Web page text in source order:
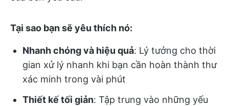
Tại sao bạn sẽ yêu thích nó:
Nhanh chóng và hiệu quả: Lý tưởng cho thời
gian xử lý nhanh khi bạn cần hoàn thành thư
xác minh trong vài phút
Thiết kế tối giản: Tập trung vào những yếu